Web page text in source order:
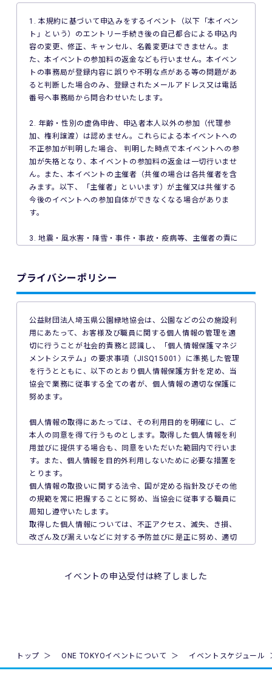
1. 本規約に基づいて申込みをするイベント（以下「本イベン
ト」という）のエントリー手続き後の自己都合による申込内
容の変更、修正、キャンセル、名義変更はできません。ま
た、本イベントの参加料の返金なども行いません。本イベン
トの事務局が登録内容に誤りや不明な点がある等の問題があ
ると判断した場合のみ、登録されたメールアドレス又は電話
番号へ事務局から問合わせいたします。
2. 年齢・性別の虚偽申告、申込者本人以外の参加（代理参
加、権利譲渡）は認めません。これらによる本イベントへの
不正参加が判明した場合、 判明した時点で本イベントへの参
加が失格となり、本イベントの参加料の返金は一切行いませ
ん。また、本イベントの主催者（共催の場合は各共催者を含
みます。以下、「主催者」といいます）が主催又は共催する
今後のイベントへの参加自体ができなくなる場合がありま
す。
3. 地震・風水害・降雪・事件・事故・疫病等、主催者の責に
トへのエントリーができない場合があります。ご利用の端末
の非対応、インターネット回線の不具合などにより本イベン
切の責任を負いません。
5. 公共交通機関の遅延、道路事情その他いかなる理由による
本イベントへの参加の遅刻又は不参加であっても、主催者は
6. 本イベントの参加料についての領収証は発行いたしませ
に際し、主催者に故意又は重過失がある場合を除き、主催者
が加入する保険の給付額以上の損害を賠償する責任を負いま
せん。なお、本イベントの参加者は、自己の健康状態や体調
8. 本イベント中の映像・写真・記事・記録・参加者の氏名、
び利用の権利は主催者に属します。
されるものとします。
プライバシーポリシー
公益財団法人埼玉県公園緑地協会は、公園などの公の施設利
用にあたって、お客様及び職員に関する個人情報の管理を適
切に行うことが社会的責務と認識し、「個人情報保護マネジ
メントシステム」の要求事項（JISQ15001）に準拠した管理
を行うとともに、以下のとおり個人情報保護方針を定め、当
協会で業務に従事する全ての者が、個人情報の適切な保護に
努めます。
個人情報の取得にあたっては、その利用目的を明確にし、ご
本人の同意を得て行うものとします。取得した個人情報を利
用並びに提供する場合も、同意をいただいた範囲内で行いま
す。また、個人情報を目的外利用しないために必要な措置を
とります。
個人情報の取扱いに関する法令、国が定める指針及びその他
の規範を常に把握することに努め、当協会に従事する職員に
周知し遵守いたします。
取得した個人情報については、不正アクセス、滅失、き損、
改ざん及び漏えいなどに対する予防並びに是正に努め、適切
開示、内容の訂正、追加又は削除、利用の停止、消去及び第
令和6年4月1日（最終改訂）
イベントの申込受付は終了しました
トップ ONE TOKYOイベントについて イベントスケジュール